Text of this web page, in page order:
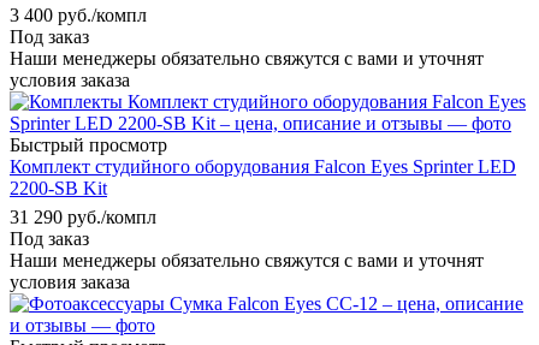
3 400 руб./компл
Под заказ
Наши менеджеры обязательно свяжутся с вами и уточнят
условия заказа
Быстрый просмотр
Комплект студийного оборудования Falcon Eyes Sprinter LED
2200-SB Kit
31 290 руб./компл
Под заказ
Наши менеджеры обязательно свяжутся с вами и уточнят
условия заказа